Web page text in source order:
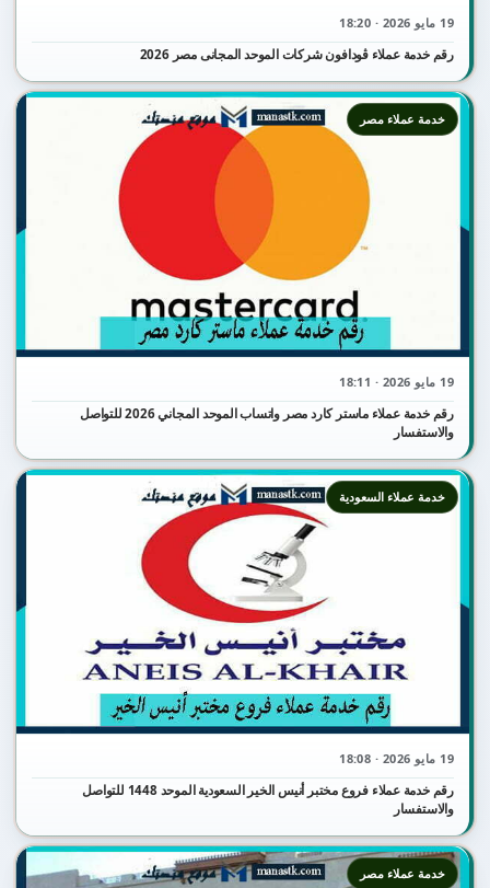
19 مايو 2026 · 18:20
رقم خدمة عملاء ڤودافون شركات الموحد المجانى مصر 2026
19 مايو 2026 · 18:11
رقم خدمة عملاء ماستر كارد مصر واتساب الموحد المجاني 2026 للتواصل
والاستفسار
خدمة عملاء مصر
19 مايو 2026 · 18:08
رقم خدمة عملاء فروع مختبر أنيس الخير السعودية الموحد 1448 للتواصل
والاستفسار
خدمة عملاء السعودية
خدمة عملاء مصر